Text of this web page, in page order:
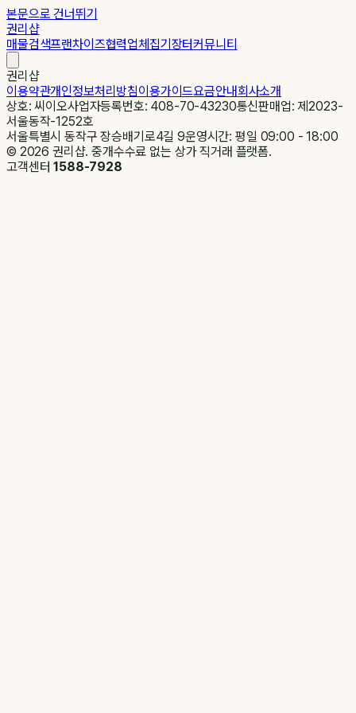
본문으로 건너뛰기
권리샵
매물검색프랜차이즈협력업체집기장터커뮤니티
권리샵
이용약관개인정보처리방침이용가이드요금안내회사소개
상호: 씨이오사업자등록번호: 408-70-43230통신판매업: 제2023-
서울동작-1252호
서울특별시 동작구 장승배기로4길 9운영시간: 평일 09:00 - 18:00
© 2026 권리샵. 중개수수료 없는 상가 직거래 플랫폼.
고객센터1588-7928